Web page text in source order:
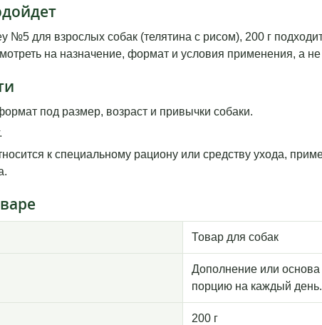
№5 для взрослых собак (телятина с рисом), 200 г
на назначение, формат и условия применения, а не
под размер, возраст и привычки собаки.
к специальному рациону или средству ухода,
Товар для собак
Дополнение или
порцию на каждый день.
200 г